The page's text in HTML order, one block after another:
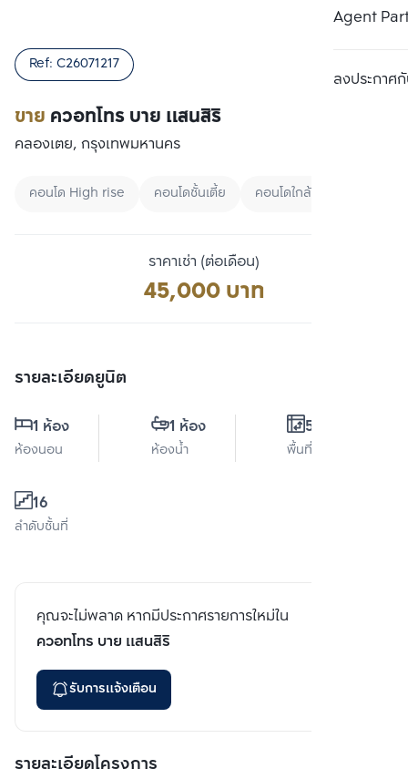
Agent
ลงประกาศกั
ขาย ควอทโทร บาย แสนสิริ
Ref: C26071217
คลองเตย, กรุงเทพมหานคร
คอนโด High rise คอนโดชั้นเตี้ย คอนโดใกล้ BTS
ราคาเช่า (ต่อเดือน)
45,000 บาท
รายละเอียดยูนิต
1 ห้อง
ห้องนอน
1 ห้อง
ห้องน้ำ
55 ตร.ม.
พื้นที่ใช้สอย
16
ลำดับชั้นที่
คุณจะไม่พลาด หากมีประกาศรายการใหม่ใน
ควอทโทร บาย แสนสิริ
รับการแจ้งเตือน
รายละเอียดโครงการ